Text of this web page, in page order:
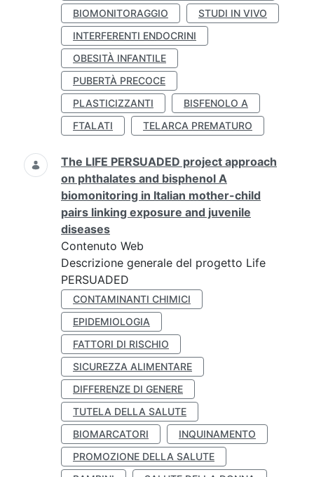
BIOMONITORAGGIO
STUDI IN VIVO
INTERFERENTI ENDOCRINI
OBESITÀ INFANTILE
PUBERTÀ PRECOCE
PLASTICIZZANTI
BISFENOLO A
FTALATI
TELARCA PREMATURO
The LIFE PERSUADED project approach
on phthalates and bisphenol A
biomonitoring in Italian mother-child
pairs linking exposure and juvenile
diseases
Contenuto Web
Descrizione generale del progetto Life
PERSUADED
CONTAMINANTI CHIMICI
EPIDEMIOLOGIA
FATTORI DI RISCHIO
SICUREZZA ALIMENTARE
DIFFERENZE DI GENERE
TUTELA DELLA SALUTE
BIOMARCATORI
INQUINAMENTO
PROMOZIONE DELLA SALUTE